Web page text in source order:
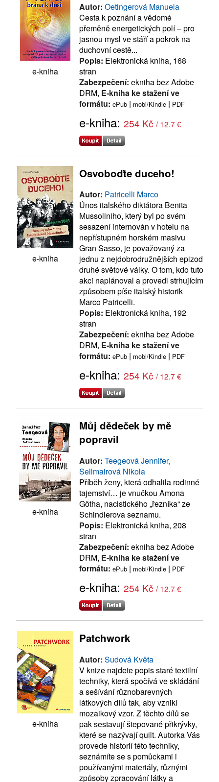
e-kniha
Autor: Oetingerová Manuela
Cesta k poznání a vědomé
přeměně energetických polí – pro
jasnou mysl ve stáří a pokrok na
duchovní cestě...
Popis: Elektronická kniha, 168
stran
Zabezpečení: ekniha bez Adobe
DRM, E-kniha ke stažení ve
formátu: ePub | mobi/Kindle | PDF
e-kniha: 254 Kč / 12.7 €
e-kniha
Osvoboďte duceho!
Autor: Patricelli Marco
Únos italského diktátora Benita
Mussoliniho, který byl po svém
sesazení internován v hotelu na
nepřístupném horském masivu
Gran Sasso, je považovaný za
jednu z nejdobrodružnějších epizod
druhé světové války. O tom, kdo tuto
akci naplánoval a provedl strhujícím
způsobem píše italský historik
Marco Patricelli.
Popis: Elektronická kniha, 192
stran
Zabezpečení: ekniha bez Adobe
DRM, E-kniha ke stažení ve
formátu: ePub | mobi/Kindle | PDF
e-kniha: 254 Kč / 12.7 €
e-kniha
Můj dědeček by mě
popravil
Autor: Teegeová Jennifer,
Sellmairová Nikola
Příběh ženy, která odhalila rodinné
tajemství… je vnučkou Amona
Götha, nacistického „řezníka“ ze
Schindlerova seznamu.
Popis: Elektronická kniha, 208
stran
Zabezpečení: ekniha bez Adobe
DRM, E-kniha ke stažení ve
formátu: ePub | mobi/Kindle | PDF
e-kniha: 254 Kč / 12.7 €
e-kniha
Patchwork
Autor: Sudová Květa
V knize najdete popis staré textilní
techniky, která spočívá ve skládání
a sešívání různobarevných
látkových dílů tak, aby vznikl
mozaikový vzor. Z těchto dílů se
pak sestavují štepované přikrývky,
které se nazývají quilt. Autorka Vás
provede historií této techniky,
seznámíte se s pomůckami i
používanými materiály, různými
způsoby zpracování látky a